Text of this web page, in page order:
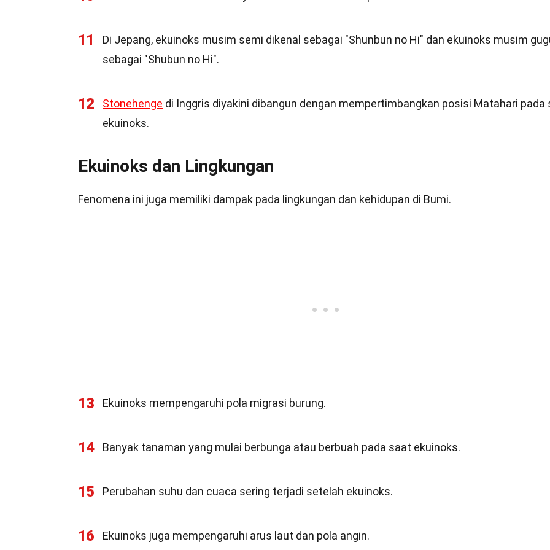
11
Di Jepang, ekuinoks musim semi dikenal sebagai "Shunbun no Hi" dan ekuinoks musim
sebagai "Shubun no Hi".
12 Stonehenge di Inggris diyakini dibangun dengan mempertimbangkan posisi Matahari pada
ekuinoks.
Ekuinoks dan Lingkungan
Fenomena ini juga memiliki dampak pada lingkungan dan kehidupan di Bumi.
13 Ekuinoks mempengaruhi pola migrasi burung.
14 Banyak tanaman yang mulai berbunga atau berbuah pada saat ekuinoks.
15 Perubahan suhu dan cuaca sering terjadi setelah ekuinoks.
16 Ekuinoks juga mempengaruhi arus laut dan pola angin.